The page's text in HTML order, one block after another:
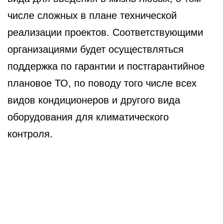
числе сложных в плане технической
реализации проектов. Соответствующими
организациями будет осуществляться
поддержка по гарантии и постгарантийное
плановое ТО, по поводу того числе всех
видов кондиционеров и другого вида
оборудования для климатического
контроля.